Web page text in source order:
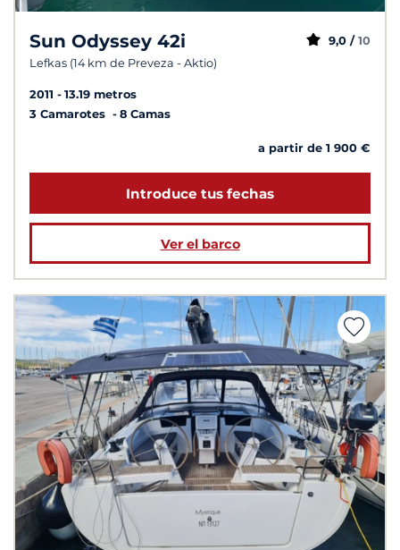
Sun Odyssey 42i
Lefkas (14 km de Preveza - Aktio)
9,0 / 10
2011
13.19 metros
3 Camarotes
8 Camas
a partir de 1 900 €
Introduce tus fechas
Ver el barco